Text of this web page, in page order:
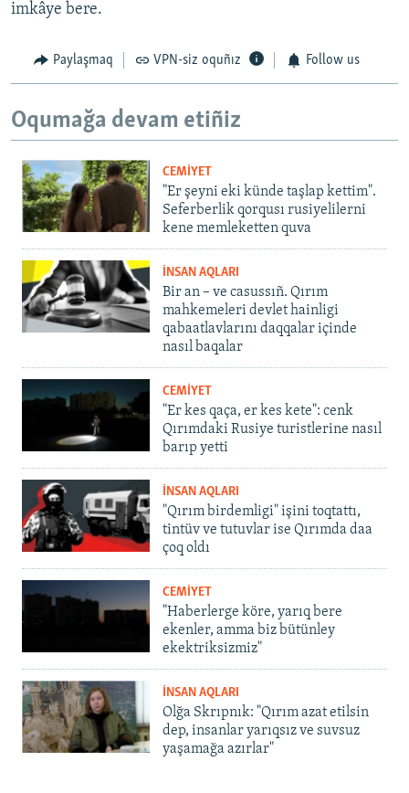
imkâye bere.
Paylaşmaq VPN-siz oquñız Follow us
Oqumağa devam etiñiz
CEMİYET
"Er şeyni eki künde taşlap kettim".
Seferberlik qorqusı rusiyelilerni
kene memleketten quva
İNSAN AQLARI
Bir an – ve casussıñ. Qırım
mahkemeleri devlet hainligi
qabaatlavlarını daqqalar içinde
nasıl baqalar
CEMİYET
"Er kes qaça, er kes kete": cenk
Qırımdaki Rusiye turistlerine nasıl
barıp yetti
İNSAN AQLARI
"Qırım birdemligi" işini toqtattı,
tintüv ve tutuvlar ise Qırımda daa
çoq oldı
CEMİYET
"Haberlerge köre, yarıq bere
ekenler, amma biz bütünley
ekektriksizmiz"
İNSAN AQLARI
Olğa Skrıpnık: "Qırım azat etilsin
dep, insanlar yarıqsız ve suvsuz
yaşamağa azırlar"